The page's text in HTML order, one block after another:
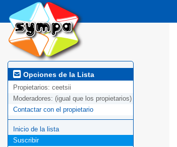
Opciones de la Lista
Propietarios: ceetsii
Moderadores: (igual que los propietarios)
Contactar con el propietario
Inicio de la lista
Suscribir